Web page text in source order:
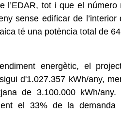
l’EDAR, tot i que el número
sense edificar de
té una potència total de
energètic, el
d'1.027.357 kWh/any,
de 3.100.000 kWh/
el 33% de la